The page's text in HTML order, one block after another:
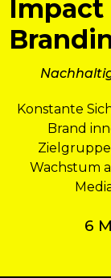
Impact
Konstante
Brand
Wachstum
6